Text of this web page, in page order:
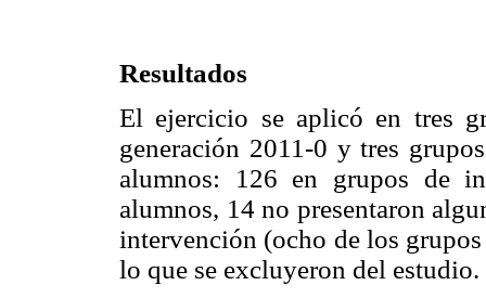
Resultados
El ejercicio se aplicó en tres
generación 2011-0 y tres
alumnos: 126 en grupos de
alumnos, 14 no presentaron
intervención (ocho de los
lo que se excluyeron del estudio.